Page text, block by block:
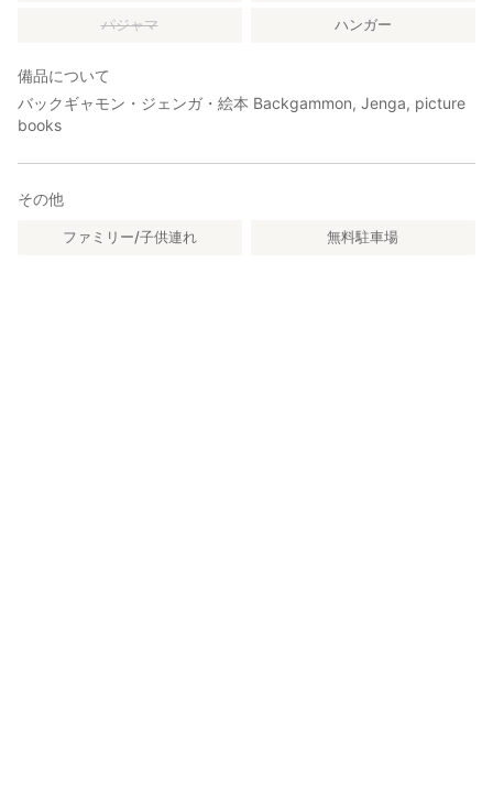
連絡先にご連絡ください。
・ 都市部よりも、特に朝晩はおよそ10℃近く気温が低くなりま
の防寒対策が必要です。
パジャマ ハンガー
備品について
バックギャモン・ジェンガ・絵本 Backgammon, Jenga, picture
books
その他
ファミリー/子供連れ 無料駐車場